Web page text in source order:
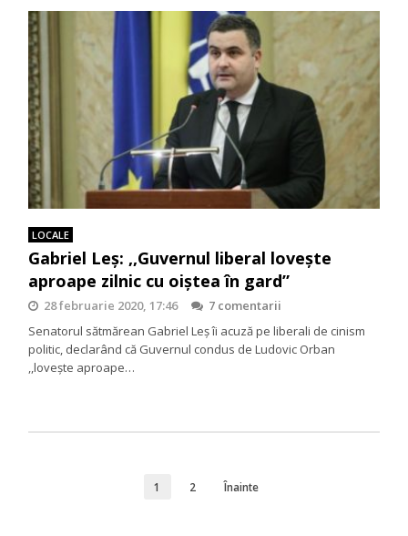
LOCALE
Gabriel Leș: ,,Guvernul liberal lovește
aproape zilnic cu oiștea în gard”
28 februarie 2020, 17:46
7 comentarii
Senatorul sătmărean Gabriel Leș îi acuză pe liberali de cinism
politic, declarând că Guvernul condus de Ludovic Orban
,,lovește aproape…
1 2 Înainte